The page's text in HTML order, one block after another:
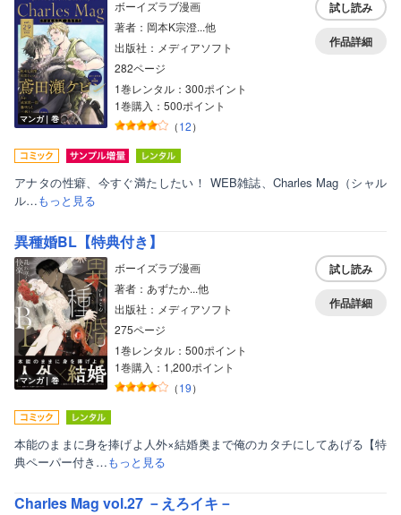
マンガ｜巻
ボーイズラブ漫画
著者：岡本K宗澄...他
出版社：メディアソフト
282ページ
1巻レンタル：300ポイント
1巻購入：500ポイント
（12）
試し読み
作品詳細
アナタの性癖、今すぐ満たしたい！ WEB雑誌、Charles Mag（シャル
ル…もっと見る
異種婚BL【特典付き】
マンガ｜巻
ボーイズラブ漫画
著者：あずたか...他
出版社：メディアソフト
275ページ
1巻レンタル：500ポイント
1巻購入：1,200ポイント
（19）
試し読み
作品詳細
本能のままに身を捧げよ人外×結婚奥まで俺のカタチにしてあげる【特
典ペーパー付き…もっと見る
Charles Mag vol.27 －えろイキ－